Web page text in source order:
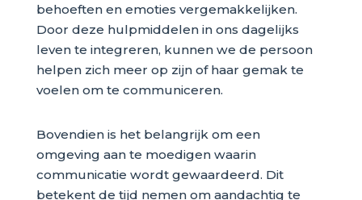
behoeften en emoties vergemakkelijken.
Door deze hulpmiddelen in ons dagelijks
leven te integreren, kunnen we de persoon
helpen zich meer op zijn of haar gemak te
voelen om te communiceren.
Bovendien is het belangrijk om een
omgeving aan te moedigen waarin
communicatie wordt gewaardeerd. Dit
betekent de tijd nemen om aandachtig te